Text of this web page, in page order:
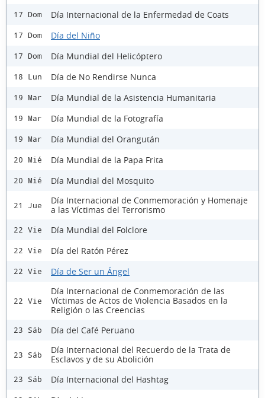
17 Dom Día Internacional de la Enfermedad de Coats
17 Dom Día del Niño
17 Dom Día Mundial del Helicóptero
18 Lun Día de No Rendirse Nunca
19 Mar Día Mundial de la Asistencia Humanitaria
19 Mar Día Mundial de la Fotografía
19 Mar Día Mundial del Orangután
20 Mié Día Mundial de la Papa Frita
20 Mié Día Mundial del Mosquito
21 Jue
Día Internacional de Conmemoración y Homenaje
a las Víctimas del Terrorismo
22 Vie Día Mundial del Folclore
22 Vie Día del Ratón Pérez
22 Vie Día de Ser un Ángel
22 Vie
Día Internacional de Conmemoración de las
Víctimas de Actos de Violencia Basados en la
Religión o las Creencias
23 Sáb Día del Café Peruano
23 Sáb
Día Internacional del Recuerdo de la Trata de
Esclavos y de su Abolición
23 Sáb Día Internacional del Hashtag